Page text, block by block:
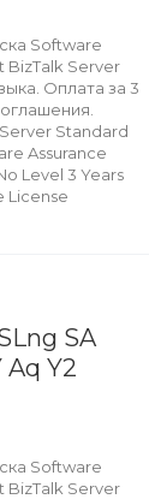
Software
BizTalk Server
Оплата за 3
Standard
Assurance
Level 3 Years
License
SA
Aq Y2
Software
BizTalk Server